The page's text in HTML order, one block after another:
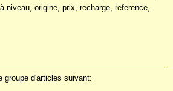
niveau, origine, prix, recharge, reference,
groupe d'articles suivant: